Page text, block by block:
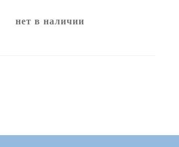
нет в наличии